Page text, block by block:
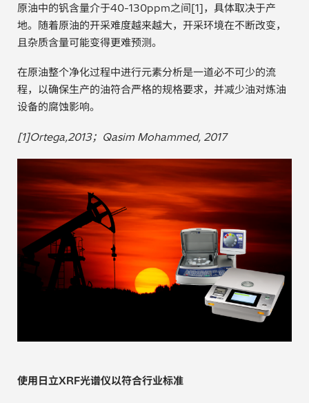
石化产品与燃料
贵金属 / 珠宝饰品
合规性筛选 (RoHS/wee/ELV)
废金属回收
考古
聚合物和塑料
原油中的钒含量介于40-130ppm之间[1]，具体取决于产
地。随着原油的开采难度越来越大，开采环境在不断改变，
且杂质含量可能变得更难预测。
在原油整个净化过程中进行元素分析是一道必不可少的流
程，以确保生产的油符合严格的规格要求，并减少油对炼油
设备的腐蚀影响。
[1]Ortega,2013；Qasim Mohammed, 2017
使用日立XRF光谱仪以符合行业标准